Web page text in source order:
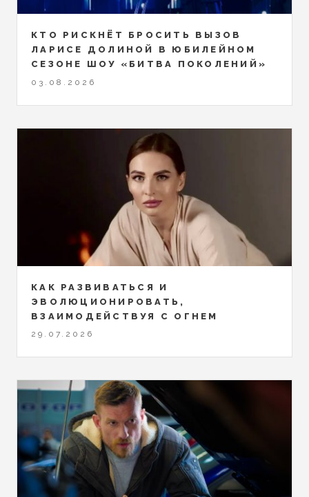
КТО РИСКНЁТ БРОСИТЬ ВЫЗОВ
ЛАРИСЕ ДОЛИНОЙ В ЮБИЛЕЙНОМ
СЕЗОНЕ ШОУ «БИТВА ПОКОЛЕНИЙ»
03.08.2026
КАК РАЗВИВАТЬСЯ И
ЭВОЛЮЦИОНИРОВАТЬ,
ВЗАИМОДЕЙСТВУЯ С ОГНЕМ
29.07.2026